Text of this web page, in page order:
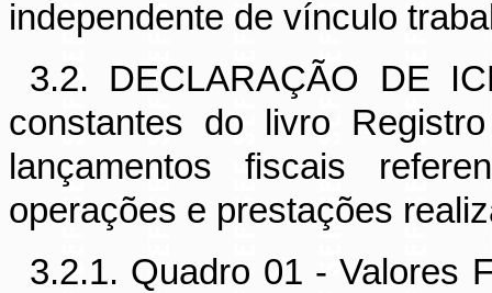
independente de vínculo
3.2. DECLARAÇÃO DE
constantes do livro
lançamentos fiscais
operações e prestações
3.2.1. Quadro 01 - Valores